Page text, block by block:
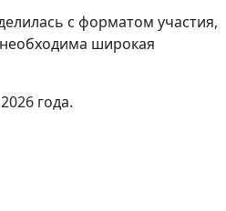
с форматом участия,
широкая
года.